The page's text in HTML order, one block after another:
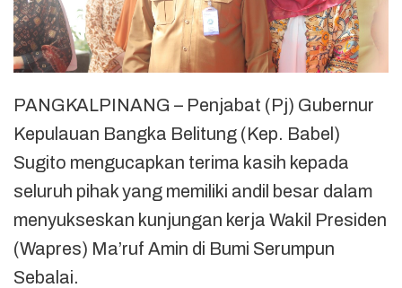
PANGKALPINANG – Penjabat (Pj) Gubernur
Kepulauan Bangka Belitung (Kep. Babel)
Sugito mengucapkan terima kasih kepada
seluruh pihak yang memiliki andil besar dalam
menyukseskan kunjungan kerja Wakil Presiden
(Wapres) Ma’ruf Amin di Bumi Serumpun
Sebalai.